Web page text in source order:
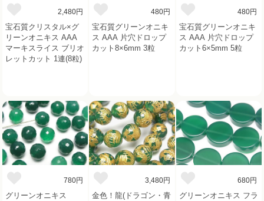
2,480円
宝石質クリスタル×グ
リーンオニキス AAA
マーキスライス ブリオ
レットカット 1連(8粒)
480円
宝石質グリーンオニキ
ス AAA 片穴ドロップ
カット8×6mm 3粒
480円
宝石質グリーンオニキ
ス AAA 片穴ドロップ
カット6×5mm 5粒
780円
グリーンオニキス
3,480円
金色！龍(ドラゴン・青
680円
グリーンオニキス フラ